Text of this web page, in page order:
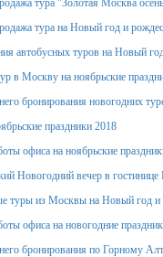
тура "Золотая Москва
тура на Новый год и
автобусных туров на Новый
в Москву на ноябрьские
бронирования новогодних
праздники 2018
офиса на ноябрьские
Новогодний вечер в
туры из Москвы на Новый год и
офиса на новогодние
бронирования по Горному